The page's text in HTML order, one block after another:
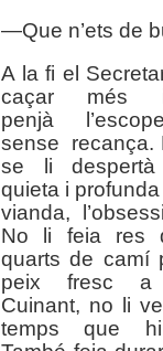
—Que n’ets de
A la fi el
caçar més
penjà
sense recança.
se li
quieta i
vianda,
No li feia res
quarts de camí
peix fresc
Cuinant, no li
temps que hi